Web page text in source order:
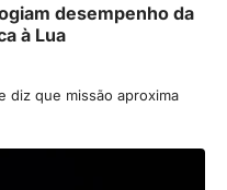
desempenho da
à Lua
diz que missão aproxima